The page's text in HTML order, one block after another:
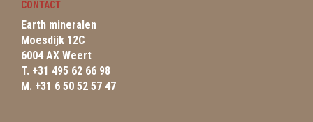
CONTACT
Earth mineralen
Moesdijk 12C
6004 AX Weert
T. +31 495 62 66 98
M. +31 6 50 52 57 47